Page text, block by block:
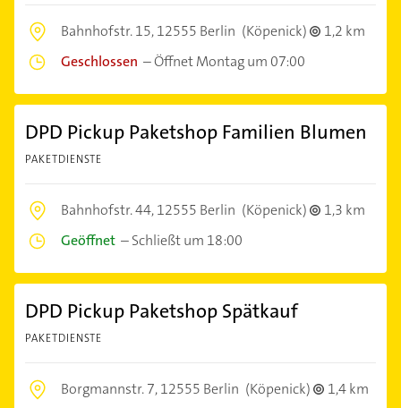
Bahnhofstr. 15,12555 Berlin (Köpenick)
1,2 km
Geschlossen –Öffnet Montag um 07:00
DPD Pickup Paketshop Familien Blumen
PAKETDIENSTE
Bahnhofstr. 44,12555 Berlin (Köpenick)
1,3 km
Geöffnet –Schließt um 18:00
DPD Pickup Paketshop Spätkauf
PAKETDIENSTE
Borgmannstr. 7,12555 Berlin (Köpenick)
1,4 km